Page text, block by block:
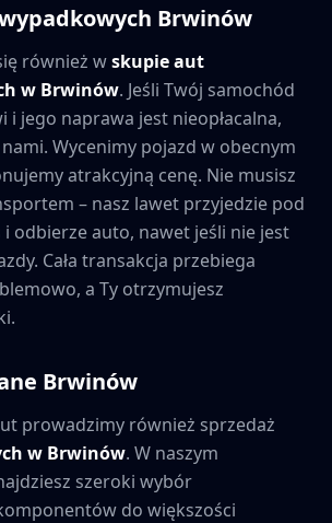
Brwinów
również wskupie aut
w Brwinów. Jeśli Twój samochód
i jego naprawa jest nieopłacalna,
Wycenimy pojazd w obecnym
atrakcyjną cenę. Nie musisz
– nasz lawet przyjedzie pod
odbierze auto, nawet jeśli nie jest
Cała transakcja przebiega
a Ty otrzymujesz
Brwinów
prowadzimy również sprzedaż
w Brwinów. W naszym
szeroki wybór
do większości